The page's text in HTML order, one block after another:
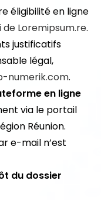
éligibilité en ligne
Loremipsum.re.
justificatifs
légal,
numerik.com.
en ligne
via le portail
Réunion.
e-mail n’est
du dossier